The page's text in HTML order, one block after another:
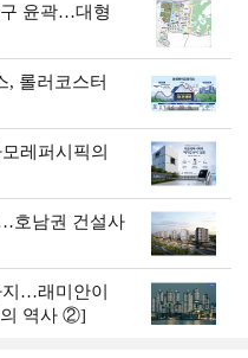
윤곽…대형
, 롤러코스터
레퍼시픽의
호남권 건설사
…래미안이
의 역사 ②]